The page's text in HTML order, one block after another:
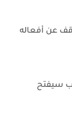
عن أفعاله
سيفتح